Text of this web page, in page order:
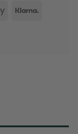
Google